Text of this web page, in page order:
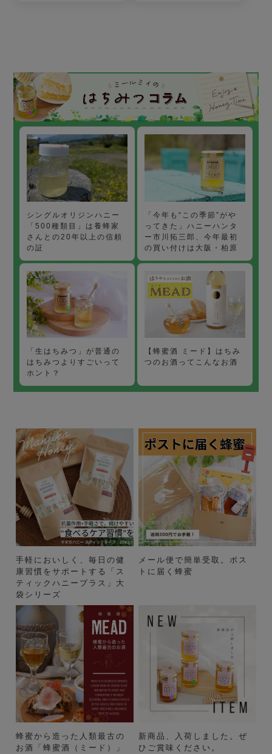
シングルオリジンハニー
「500種類目」は養蜂家
さんとの20年以上の信頼
の証
「今年も“この季節”がや
ってきた」ハニーハンタ
ー市川拓三郎、今年最初
の買い付けは大阪・柏原
「生はちみつ」が普通の
はちみつよりすごいって
ホント？
【蜂蜜酒 ミード】はちみ
つのお酒ってこんなお酒
手軽においしく、毎日の健
康習慣をサポートする「ス
ティックハニープラス」大
袋シリーズ
メール便で簡単受取。ポス
トに届く蜂蜜
蜂蜜から造った人類最古の
お酒「蜂蜜酒（ミード）」
新商品、入荷しました。ぜ
ひご賞味ください。